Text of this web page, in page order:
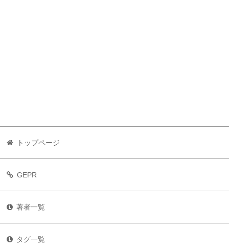
トップページ
GEPR
著者一覧
タグ一覧